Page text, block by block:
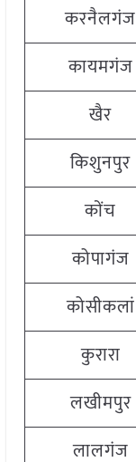
करनैलगंज
कायमगंज
खैर
किशुनपुर
कोंच
कोपागंज
कोसीकलां
कुरारा
लखीमपुर
लालगंज